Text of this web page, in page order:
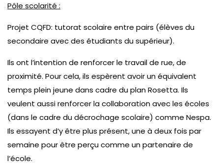
Pôle scolarité :
Projet CQFD: tutorat scolaire entre pairs (élèves du
secondaire avec des étudiants du supérieur).
Ils ont l’intention de renforcer le travail de rue, de
proximité. Pour cela, ils espèrent avoir un équivalent
temps plein jeune dans cadre du plan Rosetta. Ils
veulent aussi renforcer la collaboration avec les écoles
(dans le cadre du décrochage scolaire) comme Nespa.
Ils essayent d’y être plus présent, une à deux fois par
semaine pour être perçu comme un partenaire de
l’école.